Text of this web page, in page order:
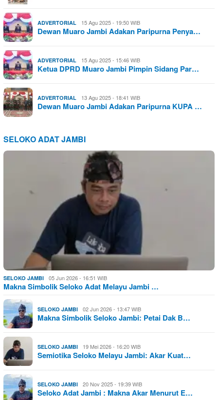
ADVERTORIAL 15 Agu 2025 - 19:50 WIB
Dewan Muaro Jambi Adakan Paripurna Penya…
ADVERTORIAL 15 Agu 2025 - 15:46 WIB
Ketua DPRD Muaro Jambi Pimpin Sidang Par…
ADVERTORIAL 13 Agu 2025 - 18:41 WIB
Dewan Muaro Jambi Adakan Paripurna KUPA …
SELOKO ADAT JAMBI
SELOKO JAMBI 05 Jun 2026 - 16:51 WIB
Makna Simbolik Seloko Adat Melayu Jambi …
SELOKO JAMBI 02 Jun 2026 - 13:47 WIB
Makna Simbolik Seloko Jambi: Petai Dak B…
SELOKO JAMBI 19 Mei 2026 - 16:20 WIB
Semiotika Seloko Melayu Jambi: Akar Kuat…
SELOKO JAMBI 20 Nov 2025 - 19:39 WIB
Seloko Adat Jambi : Makna Akar Menurut E…